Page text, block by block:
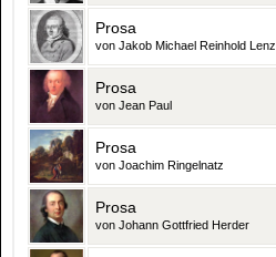
Prosa
von Jakob Michael Reinhold Lenz
Prosa
von Jean Paul
Prosa
von Joachim Ringelnatz
Prosa
von Johann Gottfried Herder